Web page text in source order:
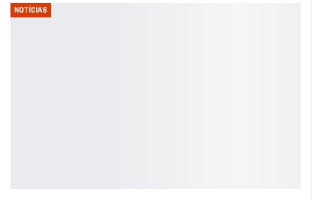
NOTÍCIAS